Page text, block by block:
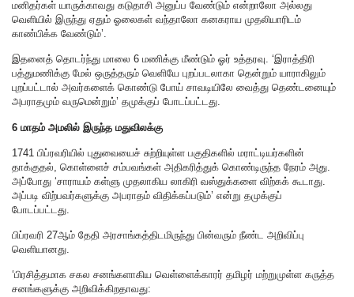
மனிதர்கள் யாருக்காவது கடுதாசி அனுப்ப வேண்டும் என்றாலோ அல்லது
வெளியில் இருந்து ஏதும் ஓலைகள் வந்தாலோ கனகராய முதலியாரிடம்
காண்பிக்க வேண்டும்’.
இதனைத் தொடர்ந்து மாலை 6 மணிக்கு மீண்டும் ஓர் உத்தரவு. ‘இராத்திரி
பத்துமணிக்கு மேல் ஒருத்தரும் வெளியே புறப்படலாகா தென்றும் யாராகிலும்
புறப்பட்டால் அவர்களைக் கொண்டு போய் சாவடியிலே வைத்து தெண்டனையும்
அபராதமும் வருமென்றும்’ தமுக்குப் போடப்பட்டது.
6 மாதம் அமலில் இருந்த மதுவிலக்கு
1741 பிப்ரவரியில் புதுவையைச் சுற்றியுள்ள பகுதிகளில் மராட்டியர்களின்
தாக்குதல், கொள்ளைச் சம்பவங்கள் அதிகரித்துக் கொண்டிருந்த நேரம் அது.
அப்போது ‘சாராயம் கள்ளு முதலாகிய லாகிரி வஸ்துக்களை விற்கக் கூடாது.
அப்படி விற்பவர்களுக்கு அபராதம் விதிக்கப்படும்’ என்று தமுக்குப்
போடப்பட்டது.
பிப்ரவரி 27ஆம் தேதி அரசாங்கத்திடமிருந்து பின்வரும் நீண்ட அறிவிப்பு
வெளியானது.
‘பிரசித்தமாக சகல சனங்களாகிய வெள்ளைக்காரர் தமிழர் மற்றுமுள்ள கருத்த
சனங்களுக்கு அறிவிக்கிறதாவது: